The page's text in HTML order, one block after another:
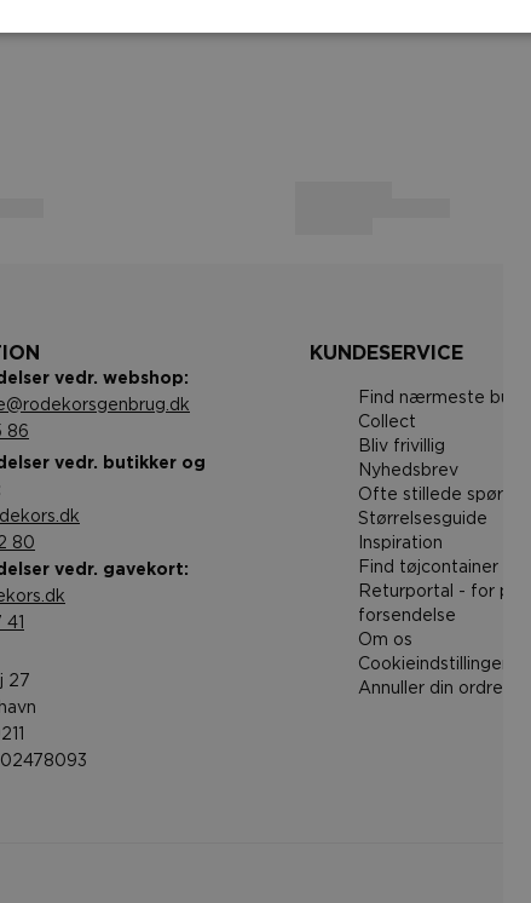
Du
vedr. webshop:
86
vedr. butikker og
80
vedr. gavekort:
41
27
KUNDESERVICE
Find nærmeste butik
Collect
Bliv frivillig
Nyhedsbrev
Ofte stillede
Størrelsesguide
Inspiration
Find tøjcontainer
Returportal - for
forsendelse
Om os
Cookieindstillinger
Annuller din ordre